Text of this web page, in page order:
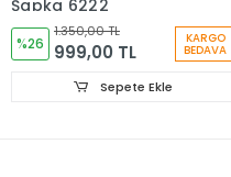
Şapka 6222
%26
1.350,00 TL
999,00 TL
KARGO
BEDAVA
Sepete Ekle